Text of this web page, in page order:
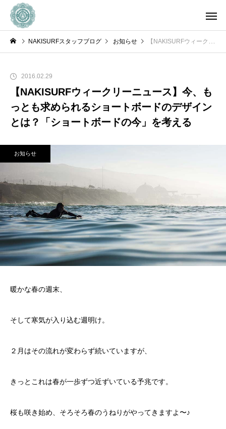
NAKISURFスタッフブログ お知らせ 【NAKISURFウィークリーニュース】今、もっとも求められるショートボードのデザインとは？「ショートボードの今」を考える
2016.02.29
【NAKISURFウィークリーニュース】今、も
っとも求められるショートボードのデザイン
とは？「ショートボードの今」を考える
お知らせ
暖かな春の週末、
そして寒気が入り込む週明け。
２月はその流れが変わらず続いていますが、
きっとこれは春が一歩ずつ近ずいている予兆です。
桜も咲き始め、そろそろ春のうねりがやってきますよ〜♪